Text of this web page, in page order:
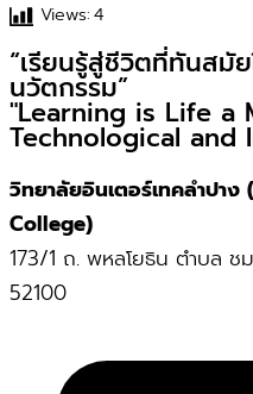
Views:4
“เรียนรู้สู่ชีวิตที่ทันสมัย
นวัตกรรม”
"Learning is Life a
Technological and
วิทยาลัยอินเตอร์เทคลำปา
College)
173/1 ถ. พหลโยธิน ตำบล ช
52100